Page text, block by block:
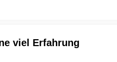
viel Erfahrung